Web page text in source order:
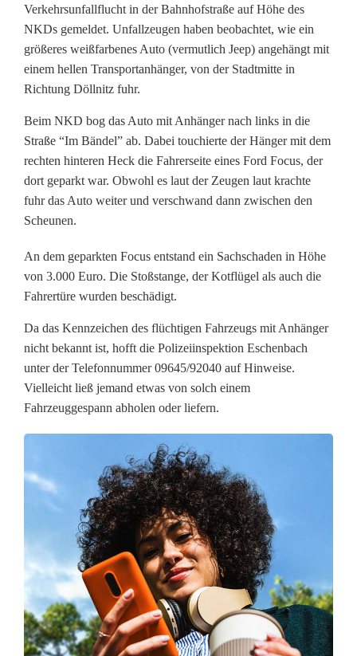
e
b
l
c
h
e
r
S
c
a
d
e
n
b
U
n
f
a
Verkehrsunfallflucht in der Bahnhofstraße auf Höhe des
NKDs gemeldet. Unfallzeugen haben beobachtet, wie ein
größeres weißfarbenes Auto (vermutlich Jeep) angehängt mit
einem hellen Transportanhänger, von der Stadtmitte in
Richtung Döllnitz fuhr.
Beim NKD bog das Auto mit Anhänger nach links in die
Straße “Im Bändel” ab. Dabei touchierte der Hänger mit dem
rechten hinteren Heck die Fahrerseite eines Ford Focus, der
dort geparkt war. Obwohl es laut der Zeugen laut krachte
fuhr das Auto weiter und verschwand dann zwischen den
Scheunen.
An dem geparkten Focus entstand ein Sachschaden in Höhe
von 3.000 Euro. Die Stoßstange, der Kotflügel als auch die
Fahrertüre wurden beschädigt.
Da das Kennzeichen des flüchtigen Fahrzeugs mit Anhänger
nicht bekannt ist, hofft die Polizeiinspektion Eschenbach
unter der Telefonnummer 09645/92040 auf Hinweise.
Vielleicht ließ jemand etwas von solch einem
Fahrzeuggespann abholen oder liefern.